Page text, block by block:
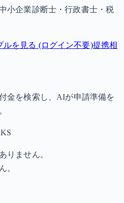
小企業診断士・行政書士・税
ルを見る (ログイン不要)提携相
金を検索し、AIが申請準備を
りません。
。